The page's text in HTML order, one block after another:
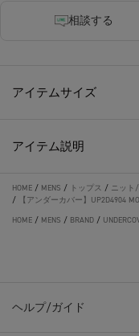
相談する
アイテムサイズ
アイテム説明
HOME / MENS / トップス / ニット
/
【アンダーカバー】UP2D4904
HOME / MENS / BRAND /
ヘルプ/ガイド